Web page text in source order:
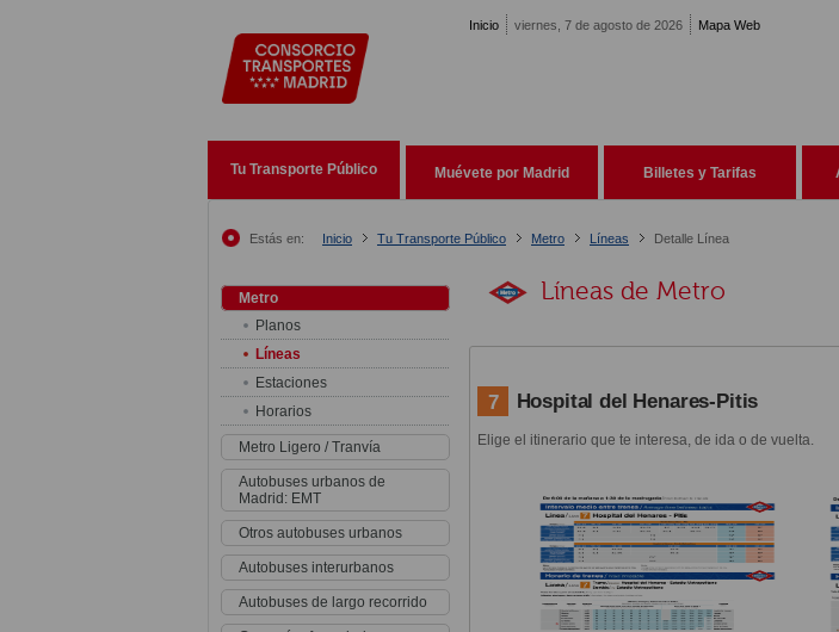
Inicio viernes, 7 de agosto de 2026 Mapa Web
Tu Transporte Público Muévete por Madrid Billetes y Tarifas
Estás en: Inicio Tu Transporte Público Metro Líneas Detalle Línea
Metro
Planos
Líneas
Estaciones
Horarios
Metro Ligero / Tranvía
Autobuses urbanos de
Madrid: EMT
Otros autobuses urbanos
Autobuses interurbanos
Autobuses de largo recorrido
Líneas de Metro
7 Hospital del Henares-Pitis
Elige el itinerario que te interesa, de ida o de vuelta.